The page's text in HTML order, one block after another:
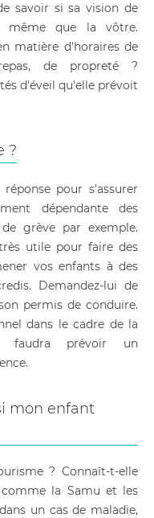
savoir si sa vision de
même que la vôtre.
matière d'horaires de
de propreté ?
d'éveil qu'elle prévoit
?
pour s'assurer
dépendante des
grève par exemple.
utile pour faire des
vos enfants à des
Demandez-lui de
permis de conduire.
dans le cadre de la
prévoir un
mon enfant
? Connaît-t-elle
la Samu et les
un cas de maladie,